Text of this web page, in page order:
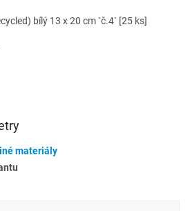
bílý 13 x 20 cm `č.4` [25 ks]
materiály